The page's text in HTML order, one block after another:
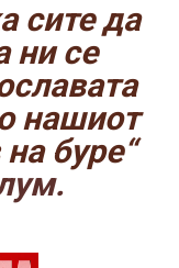
сите да
ни се
нашиот
буре“